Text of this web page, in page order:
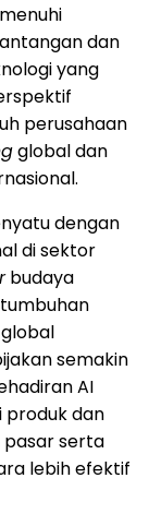
dan
yang
perusahaan
global dan
dengan
di sektor
budaya
semakin
AI
dan
pasar serta
lebih efektif